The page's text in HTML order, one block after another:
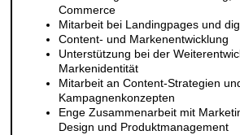
Commerce
Mitarbeit bei Landingpages und
Content- und Markenentwicklung
Unterstützung bei der
Markenidentität
Mitarbeit an Content-Strategien
Kampagnenkonzepten
Enge Zusammenarbeit mit
Design und Produktmanagement